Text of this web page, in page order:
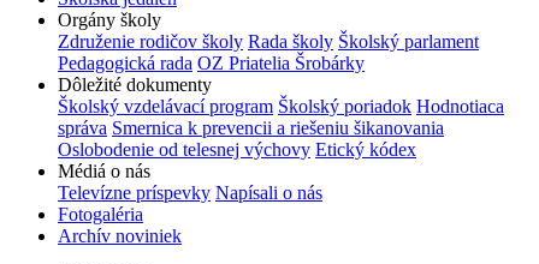
Orgány školy
Združenie rodičov školy Rada školy Školský parlament
Pedagogická rada OZ Priatelia Šrobárky
Dôležité dokumenty
Školský vzdelávací program Školský poriadok Hodnotiaca
správa Smernica k prevencii a riešeniu šikanovania
Oslobodenie od telesnej výchovy Etický kódex
Médiá o nás
Televízne príspevky Napísali o nás
Fotogaléria
Archív noviniek